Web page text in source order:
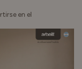
en el